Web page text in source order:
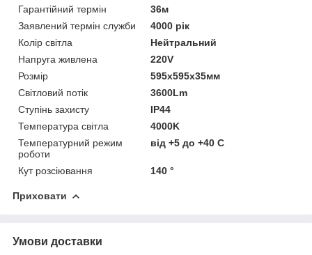
Гарантійний термін
36м
Заявлений термін служби
4000 рік
Колір світла
Нейтральний
Напруга живлена
220V
Розмір
595х595х35мм
Світловий потік
3600Lm
Ступінь захисту
IP44
Температура світла
4000K
Температурний режим
роботи
від +5 до +40 C
Кут розсіювання 140 °
Приховати
Умови доставки